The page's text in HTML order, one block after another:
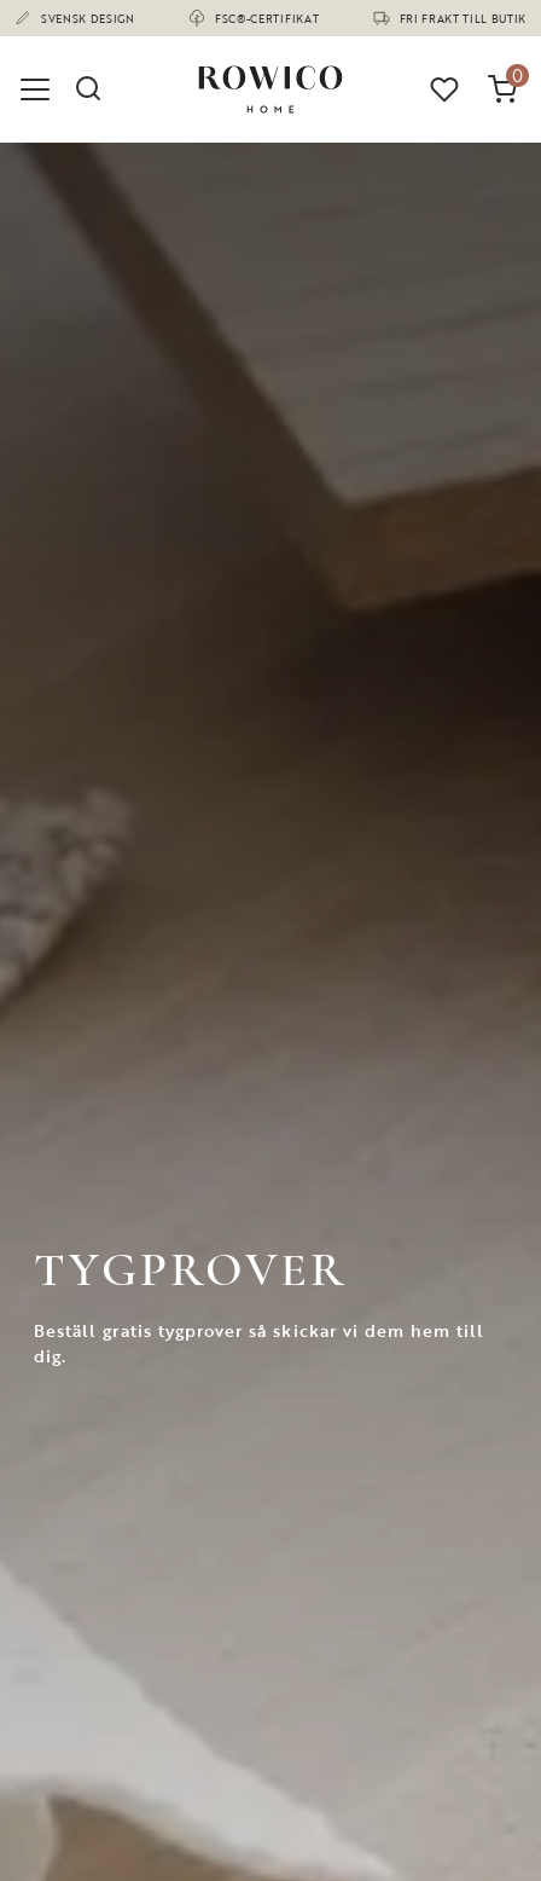
(1673)
0
TYGPROVER
Beställ gratis tygprover så skickar vi dem hem till
dig.